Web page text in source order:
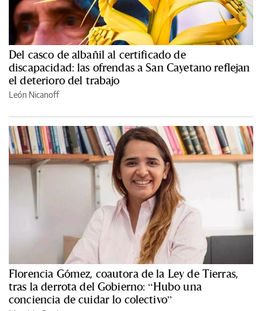
Del casco de albañil al certificado de
discapacidad: las ofrendas a San Cayetano reflejan
el deterioro del trabajo
León Nicanoff
Florencia Gómez, coautora de la Ley de Tierras,
tras la derrota del Gobierno: “Hubo una
conciencia de cuidar lo colectivo”